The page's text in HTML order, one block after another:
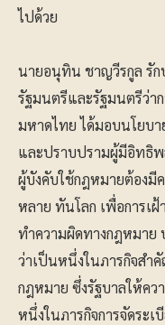
ไปด้วย
นายอนุทิน ชาญวีรกูล รัก
รัฐมนตรีและรัฐมนตรีว่าก
มหาดไทย ได้มอบนโยบา
และปราบปรามผู้มีอิทธิ
ผู้บังคับใช้กฎหมายต้องมี
หลาย ทันโลก เพื่อการเฝ้
ทำความผิดทางกฎหมาย
ว่าเป็นหนึ่งในภารกิจสำ
กฎหมาย ซึ่งรัฐบาลให้ค
หนึ่งในภารกิจการจัดระเ